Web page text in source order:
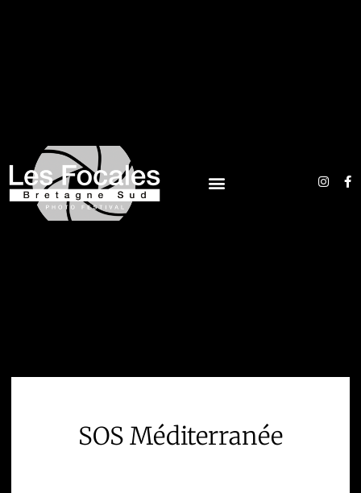
SOS Méditerranée